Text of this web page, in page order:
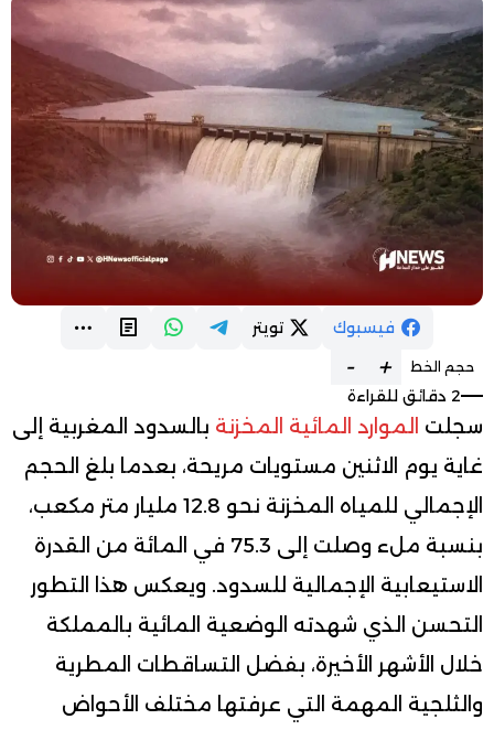
فيسبوك تويتر
حجم الخط +
-
2 دقائق للقراءة
سجلت الموارد المائية المخزنة بالسدود المغربية إلى
غاية يوم الاثنين مستويات مريحة، بعدما بلغ الحجم
الإجمالي للمياه المخزنة نحو 12.8 مليار متر مكعب،
بنسبة ملء وصلت إلى 75.3 في المائة من القدرة
الاستيعابية الإجمالية للسدود. ويعكس هذا التطور
التحسن الذي شهدته الوضعية المائية بالمملكة
خلال الأشهر الأخيرة، بفضل التساقطات المطرية
والثلجية المهمة التي عرفتها مختلف الأحواض